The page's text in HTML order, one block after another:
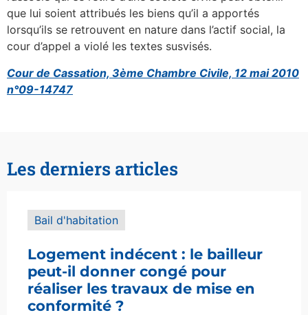
que lui soient attribués les biens qu’il a apportés
lorsqu’ils se retrouvent en nature dans l’actif social, la
cour d’appel a violé les textes susvisés.
Cour de Cassation, 3ème Chambre Civile, 12 mai 2010
n°09-14747
Les derniers articles
Bail d'habitation
Logement indécent : le bailleur
peut-il donner congé pour
réaliser les travaux de mise en
conformité ?